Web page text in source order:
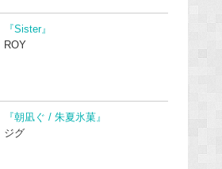
『Sister』
ROY
『朝凪ぐ / 朱夏氷菓』
ジグ